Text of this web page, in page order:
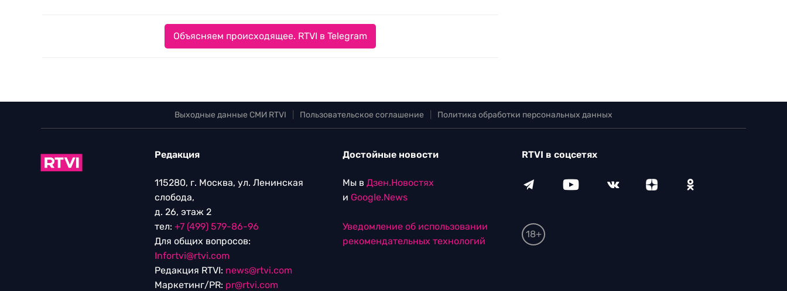
Объясняем происходящее. RTVI в Telegram
Выходные данные СМИ RTVI Пользовательское соглашение Политика обработки персональных данных
Редакция
115280, г. Москва, ул. Ленинская
слобода,
д. 26, этаж 2
тел: +7 (499) 579-86-96
Для общих вопросов:
Infortvi@rtvi.com
Редакция RTVI: news@rtvi.com
Маркетинг/PR: pr@rtvi.com
Достойные новости
Мы в Дзен.Новостях
и Google.News
Уведомление об использовании
рекомендательных технологий
RTVI в соцсетях
18+